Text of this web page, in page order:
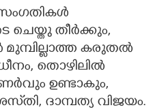
ചെയ്തു തീർക്കും,
കരുതൽ
തൊഴിലിൽ
ഉണ്ടാകും,
ദാമ്പത്യ വിജയം.